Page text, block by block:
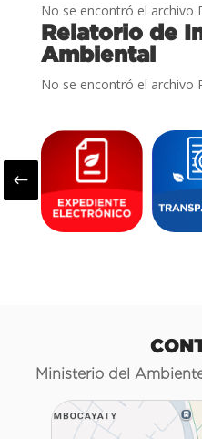
No se encontró el archivo
Relatorio de
Ambiental
No se encontró el archivo
#
Ministerio del